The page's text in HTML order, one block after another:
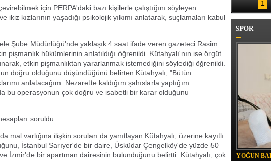
için PERPA'daki bazı kişilerle çalıştığını söyleyen
ikiz kızlarının yaşadığı psikolojik yıkımı anlatarak, suçlamaları kabul
Şube Müdürlüğü'nde yaklaşık 4 saat ifade veren gazeteci Rasim
pişmanlık hükümlerinin anlatıldığı öğrenildi. Kütahyalı'nın ise örgüt
etkin pişmanlıktan yararlanmak istemediğini söylediği öğrenildi.
doğru olduğunu düşündüğünü belirten Kütahyalı, "Bütün
anlatacağım. Nezarette kaldığım şahıslarla yaptığım
bu operasyonun çok doğru ve isabetli bir karar olduğunu
soruldu
mal varlığına ilişkin soruları da yanıtlayan Kütahyalı, üzerine kayıtlı
İstanbul Sarıyer'de bir daire, Üsküdar Çengelköy'de yüzde 50
İzmir'de bir apartman dairesinin bulunduğunu belirtti. Kütahyalı, çok
1
SPOR
YOĞUN